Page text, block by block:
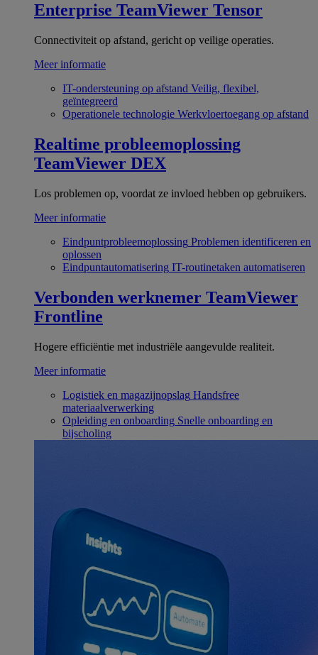
Enterprise TeamViewer Tensor
Connectiviteit op afstand, gericht op veilige operaties.
Meer informatie
IT-ondersteuning op afstand Veilig, flexibel,
geïntegreerd
Operationele technologie Werkvloertoegang op afstand
Realtime probleemoplossing
TeamViewer DEX
Los problemen op, voordat ze invloed hebben op gebruikers.
Meer informatie
Eindpuntprobleemoplossing Problemen identificeren en
oplossen
Eindpuntautomatisering IT-routinetaken automatiseren
Verbonden werknemer TeamViewer
Frontline
Hogere efficiëntie met industriële aangevulde realiteit.
Meer informatie
Logistiek en magazijnopslag Handsfree
materiaalverwerking
Opleiding en onboarding Snelle onboarding en
bijscholing